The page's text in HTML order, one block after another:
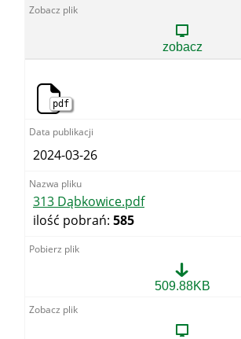
zobacz
pdf
2024-03-26
313 Dąbkowice.pdf
ilość pobrań: 585
509.88KB